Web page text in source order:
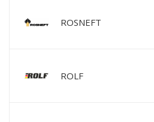
ROSNEFT
ROLF